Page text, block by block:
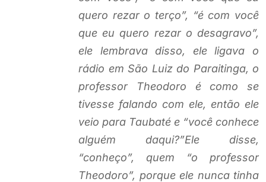
quero rezar o terço”, “é com você
que eu quero rezar o desagravo”,
ele lembrava disso, ele ligava o
rádio em São Luiz do Paraitinga, o
professor Theodoro é como se
tivesse falando com ele, então ele
veio para Taubaté e “você conhece
alguém daqui?”Ele disse,
“conheço”, quem “o professor
Theodoro”, porque ele nunca tinha